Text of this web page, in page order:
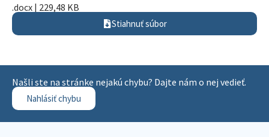
.docx | 229,48 KB
Stiahnuť súbor
Našli ste na stránke nejakú chybu? Dajte nám o nej vedieť.
Nahlásiť chybu